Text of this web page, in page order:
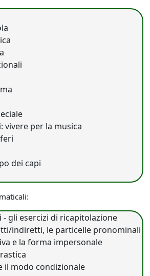
vivere per la musica
dei capi
- gli esercizi di ricapitolazione
indiretti, le particelle pronominali
e la forma impersonale
il modo condizionale